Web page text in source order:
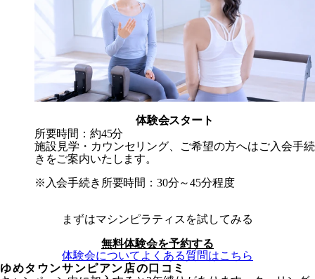
体験会スタート
所要時間：約45分
施設見学・カウンセリング、ご希望の方へはご入会手続
きをご案内いたします。
※入会手続き所要時間：30分～45分程度
まずはマシンピラティスを試してみる
無料体験会を予約する
体験会についてよくある質問はこちら
ゆめタウンサンピアン店の口コミ